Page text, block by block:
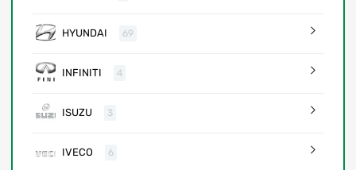
HYUNDAI 69
INFINITI 4
ISUZU 3
IVECO 6